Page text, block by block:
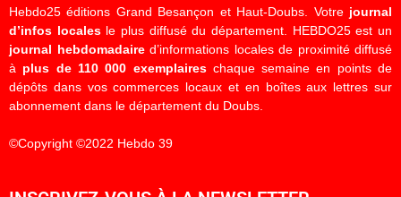
Hebdo25 éditions Grand Besançon et Haut-Doubs. Votre journal
d’infos localesle plus diffusé du département. HEBDO25 est un
journal hebdomadaired’informations locales de proximité diffusé
à plus de 110 000 exemplaireschaque semaine en points de
dépôts dans vos commerces locaux et en boîtes aux lettres sur
abonnement dans le département du Doubs.
©Copyright ©2022 Hebdo 39